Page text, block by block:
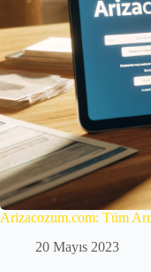
Arizacozum.com: Tüm
20 Mayıs 2023